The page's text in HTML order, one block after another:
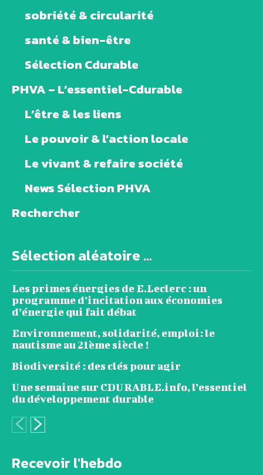
sobriété & circularité
santé & bien-être
Sélection Cdurable
PHVA – L’essentiel-Cdurable
L’être & les liens
Le pouvoir & l’action locale
Le vivant & refaire société
News Sélection PHVA
Rechercher
Sélection aléatoire ...
Les primes énergies de E.Leclerc : un
programme d’incitation aux économies
d’énergie qui fait débat
Environnement, solidarité, emploi: le
nautisme au 21ème siècle !
Biodiversité : des clés pour agir
Une semaine sur CDURABLE.info, l’essentiel
du développement durable
Recevoir l'hebdo